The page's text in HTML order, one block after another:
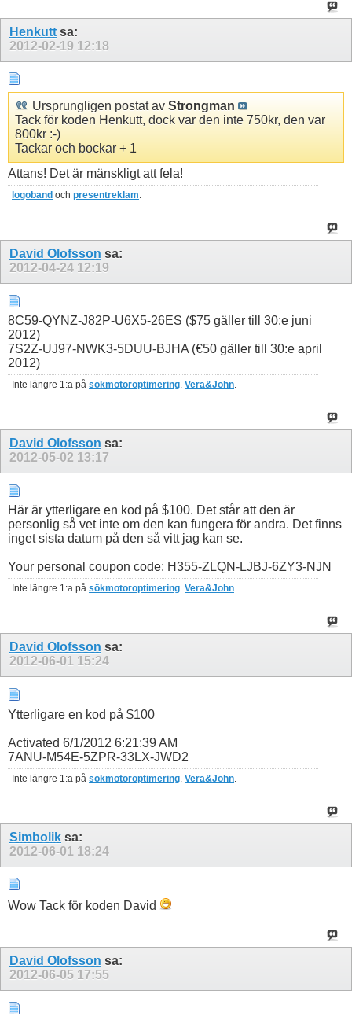
Henkutt sa:
2012-02-19 12:18
Ursprungligen postat av Strongman
Tack för koden Henkutt, dock var den inte 750kr, den var
800kr :-)
Tackar och bockar + 1
Attans! Det är mänskligt att fela!
logoband och presentreklam.
David Olofsson sa:
2012-04-24 12:19
8C59-QYNZ-J82P-U6X5-26ES ($75 gäller till 30:e juni
2012)
7S2Z-UJ97-NWK3-5DUU-BJHA (€50 gäller till 30:e april
2012)
Inte längre 1:a på sökmotoroptimering. Vera&John.
David Olofsson sa:
2012-05-02 13:17
Här är ytterligare en kod på $100. Det står att den är
personlig så vet inte om den kan fungera för andra. Det finns
inget sista datum på den så vitt jag kan se.
Your personal coupon code: H355-ZLQN-LJBJ-6ZY3-NJN
Inte längre 1:a på sökmotoroptimering. Vera&John.
David Olofsson sa:
2012-06-01 15:24
Ytterligare en kod på $100
Activated 6/1/2012 6:21:39 AM
7ANU-M54E-5ZPR-33LX-JWD2
Inte längre 1:a på sökmotoroptimering Vera&John
Simbolik sa:
2012-06-01 18:24
Wow Tack för koden David
David Olofsson sa:
2012-06-05 17:55